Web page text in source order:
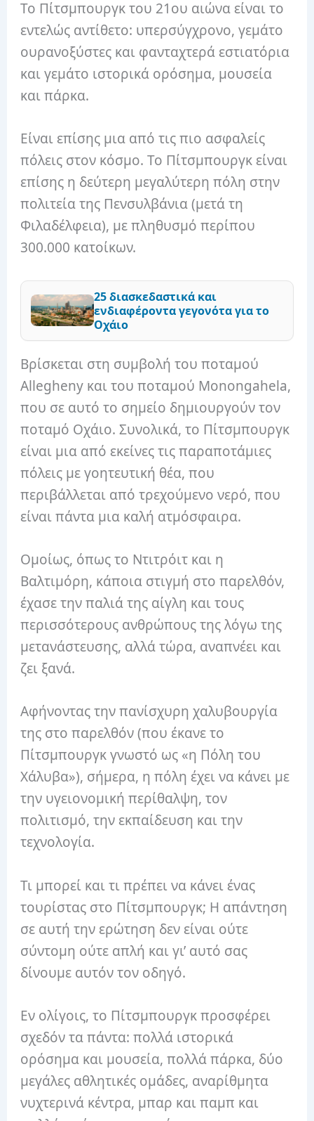
Το Πίτσμπουργκ του 21ου αιώνα είναι το
εντελώς αντίθετο: υπερσύγχρονο, γεμάτο
ουρανοξύστες και φανταχτερά εστιατόρια
και γεμάτο ιστορικά ορόσημα, μουσεία
και πάρκα.
Είναι επίσης μια από τις πιο ασφαλείς
πόλεις στον κόσμο. Το Πίτσμπουργκ είναι
επίσης η δεύτερη μεγαλύτερη πόλη στην
πολιτεία της Πενσυλβάνια (μετά τη
Φιλαδέλφεια), με πληθυσμό περίπου
300.000 κατοίκων.
25 διασκεδαστικά και
ενδιαφέροντα γεγονότα για το
Οχάιο
Βρίσκεται στη συμβολή του ποταμού
Allegheny και του ποταμού Monongahela,
που σε αυτό το σημείο δημιουργούν τον
ποταμό Οχάιο. Συνολικά, το Πίτσμπουργκ
είναι μια από εκείνες τις παραποτάμιες
πόλεις με γοητευτική θέα, που
περιβάλλεται από τρεχούμενο νερό, που
είναι πάντα μια καλή ατμόσφαιρα.
Ομοίως, όπως το Ντιτρόιτ και η
Βαλτιμόρη, κάποια στιγμή στο παρελθόν,
έχασε την παλιά της αίγλη και τους
περισσότερους ανθρώπους της λόγω της
μετανάστευσης, αλλά τώρα, αναπνέει και
ζει ξανά.
Αφήνοντας την πανίσχυρη χαλυβουργία
της στο παρελθόν (που έκανε το
Πίτσμπουργκ γνωστό ως «η Πόλη του
Χάλυβα»), σήμερα, η πόλη έχει να κάνει με
την υγειονομική περίθαλψη, τον
πολιτισμό, την εκπαίδευση και την
τεχνολογία.
Τι μπορεί και τι πρέπει να κάνει ένας
τουρίστας στο Πίτσμπουργκ; Η απάντηση
σε αυτή την ερώτηση δεν είναι ούτε
σύντομη ούτε απλή και γι’ αυτό σας
δίνουμε αυτόν τον οδηγό.
Εν ολίγοις, το Πίτσμπουργκ προσφέρει
σχεδόν τα πάντα: πολλά ιστορικά
ορόσημα και μουσεία, πολλά πάρκα, δύο
μεγάλες αθλητικές ομάδες, αναρίθμητα
νυχτερινά κέντρα, μπαρ και παμπ και